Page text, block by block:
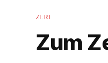
ZERI
Zum